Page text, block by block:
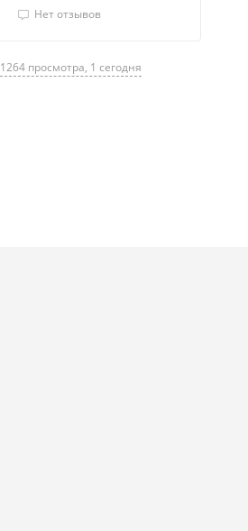
Нет отзывов
1264 просмотра, 1 сегодня